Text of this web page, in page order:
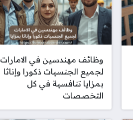
وظائف مهندسين في الامارات
لجميع الجنسيات ذكورا وإناثا
بمزايا تنافسية في كل
التخصصات